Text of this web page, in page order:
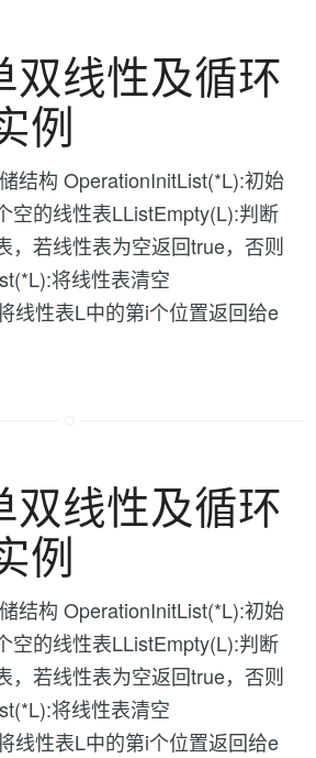
双线性及循环
例
结构 OperationInitList(*L):初始
空的线性表LListEmpty(L):判断
，若线性表为空返回true，否则
将线性表清空
线性表L中的第i个位置返回给e
双线性及循环
例
结构 OperationInitList(*L):初始
空的线性表LListEmpty(L):判断
，若线性表为空返回true，否则
将线性表清空
线性表L中的第i个位置返回给e